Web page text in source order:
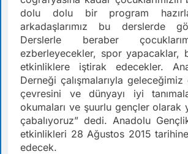
dolu dolu bir program
arkadaşlarımız bu derslerde
Derslerle beraber
ezberleyecekler, spor yapacaklar,
etkinliklere iştirak edecekler.
Derneği çalışmalarıyla geleceğimiz
çevresini ve dünyayı iyi
okumaları ve şuurlu gençler olarak
çabalıyoruz” dedi. Anadolu
etkinlikleri 28 Ağustos 2015
edecek.